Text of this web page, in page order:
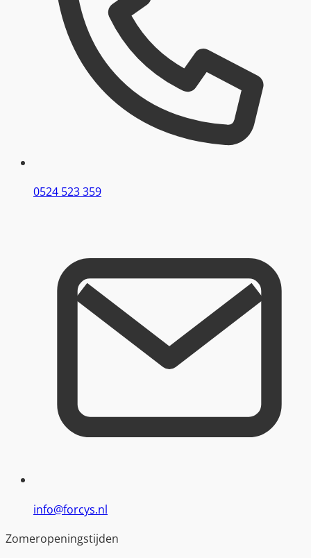
0524 523 359
info@forcys.nl
Zomeropeningstijden